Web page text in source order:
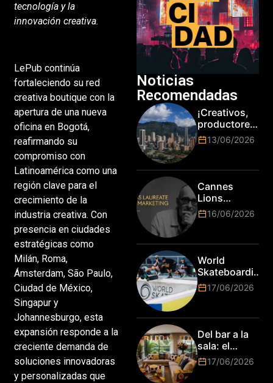
tecnología y la
innovación creativa.
LePub continúa
fortaleciendo su red
creativa boutique con la
apertura de una nueva
oficina en Bogotá,
reafirmando su
compromiso con
Latinoamérica como una
región clave para el
crecimiento de la
industria creativa. Con
presencia en ciudades
estratégicas como
Milán, Roma,
Ámsterdam, São Paulo,
Ciudad de México,
Singapur y
Johannesburgo, esta
expansión responde a la
creciente demanda de
soluciones innovadoras
y personalizadas que
Noticias
Recomendadas
¡Creativos,
productores
y cracks de
la tecnología
es hora de
subir de
nivel! Las
marcas más
top del
13/06/2026
Cannes
Lions
anuncia a
Jim Stengel
primer Lions
Laureate for
Marketing
16/06/2026
World
Skateboarding
Tour:
¡Resultados
Mundo de
Park de Roma
2026!
17/06/2026
Del bar a la
sala: el
Mundial
2026 vuelve
17/06/2026